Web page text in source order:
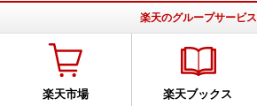
楽天のグループサービス
楽天市場 楽天ブックス